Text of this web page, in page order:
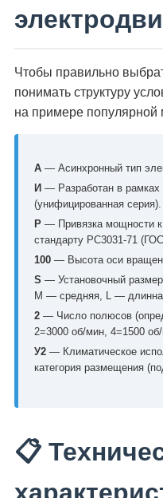
Чтобы правильно
понимать структуру
на примере популярной
А — Асинхронный тип
И — Разработан в рамках
(унифицированная серия).
Р — Привязка мощности
стандарту РС3031-71
100 — Высота оси
S — Установочный
M — средняя, L —
2 — Число полюсов
2=3000 об/мин, 4=1500
У2 — Климатическое
категория размещения
📋